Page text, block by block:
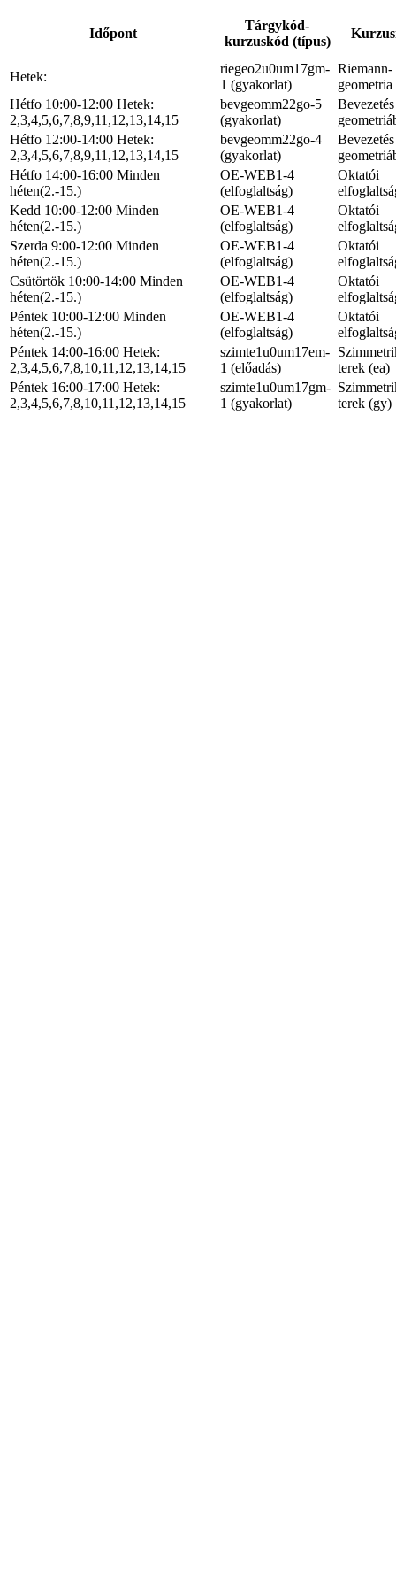
Időpont
Tárgykód-
kurzuskód (típus)
Hetek:
riegeo2u0um17gm-
1 (gyakorlat)
Riemann-
Hétfo 10:00-12:00 Hetek:
2,3,4,5,6,7,8,9,11,12,13,14,15
bevgeomm22go-5
(gyakorlat)
Hétfo 12:00-14:00 Hetek:
2,3,4,5,6,7,8,9,11,12,13,14,15
bevgeomm22go-4
(gyakorlat)
Hétfo 14:00-16:00 Minden
héten(2.-15.)
OE-WEB1-4
(elfoglaltság)
Oktatói
Kedd 10:00-12:00 Minden
héten(2.-15.)
OE-WEB1-4
(elfoglaltság)
Oktatói
Szerda 9:00-12:00 Minden
héten(2.-15.)
OE-WEB1-4
(elfoglaltság)
Oktatói
Csütörtök 10:00-14:00 Minden
héten(2.-15.)
OE-WEB1-4
(elfoglaltság)
Oktatói
Péntek 10:00-12:00 Minden
héten(2.-15.)
OE-WEB1-4
(elfoglaltság)
Oktatói
Péntek 14:00-16:00 Hetek:
2,3,4,5,6,7,8,10,11,12,13,14,15
szimte1u0um17em-
1 (előadás)
terek (ea)
Péntek 16:00-17:00 Hetek:
2,3,4,5,6,7,8,10,11,12,13,14,15
szimte1u0um17gm-
1 (gyakorlat)
terek (gy)